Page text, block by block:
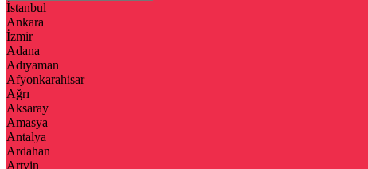
İstanbul
Ankara
İzmir
Adana
Adıyaman
Afyonkarahisar
Ağrı
Aksaray
Amasya
Antalya
Ardahan
Artvin